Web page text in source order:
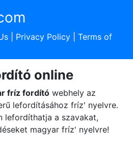
| Privacy Policy| Terms of
online
fríz fordítówebhely az
lefordításához fríz' nyelvre.
lefordíthatja a szavakat,
magyar fríz' nyelvre!